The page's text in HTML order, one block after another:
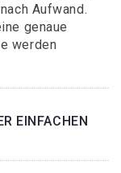
Aufwand.
genaue
werden
EINFACHEN